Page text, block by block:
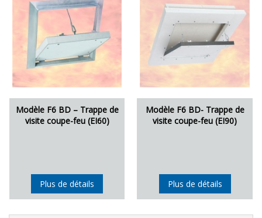
Modèle F6 BD – Trappe de
visite coupe-feu (EI60)
Plus de détails
Modèle F6 BD- Trappe de
visite coupe-feu (EI90)
Plus de détails